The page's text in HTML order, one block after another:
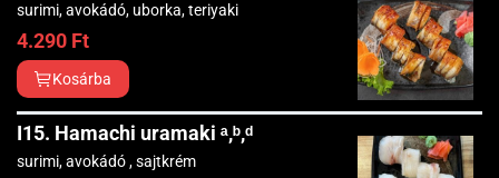
surimi, avokádó, uborka, teriyaki
4.290 Ft
Kosárba
I15. Hamachi uramaki ᵃ,ᵇ,ᵈ
surimi, avokádó , sajtkrém